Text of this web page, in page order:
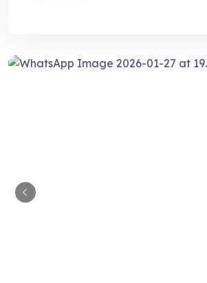
Guia Empresarial RD IA